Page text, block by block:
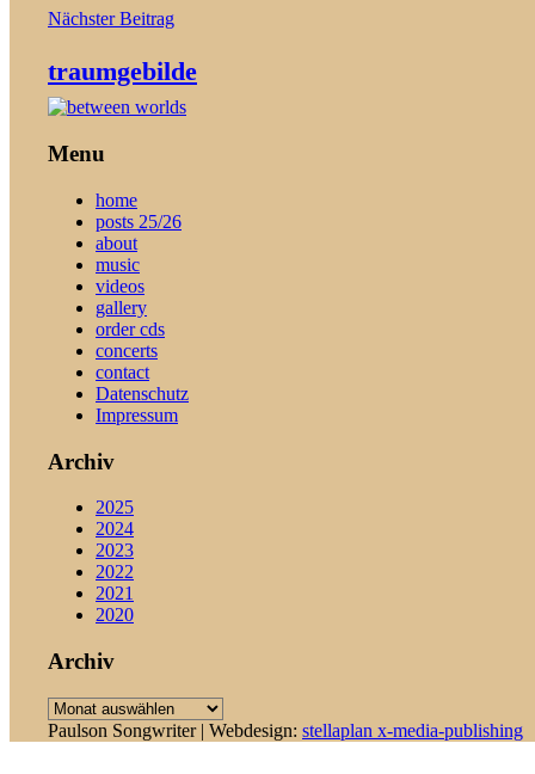
Nächster Beitrag
traumgebilde
Menu
home
posts 25/26
about
music
videos
gallery
order cds
concerts
contact
Datenschutz
Impressum
Archiv
2025
2024
2023
2022
2021
2020
Archiv
Archiv
Paulson Songwriter | Webdesign: stellaplan x-media-publishing